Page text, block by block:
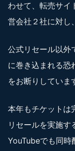
わせて、転売サイ
営会社２社に対し
公式リセール以外
に巻き込まれる恐
をお断りしていま
本年もチケットは
リセールを実施
YouTubeでも同時